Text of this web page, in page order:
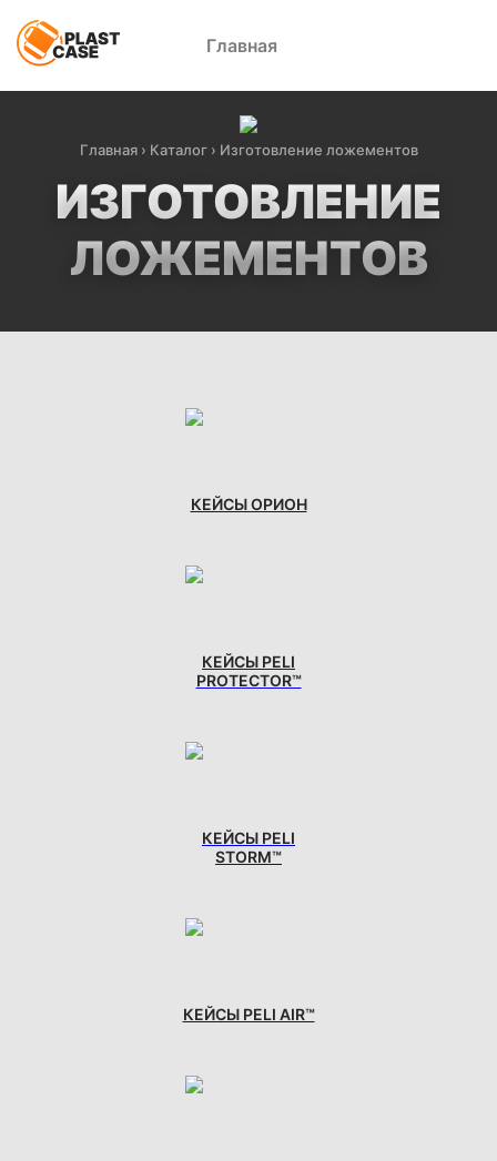
Главная
Главная› Каталог› Изготовление ложементов
ИЗГОТОВЛЕНИЕ
ЛОЖЕМЕНТОВ
КЕЙСЫ ОРИОН
КЕЙСЫ PELI
PROTECTOR™
КЕЙСЫ PELI
STORM™
КЕЙСЫ PELI AIR™